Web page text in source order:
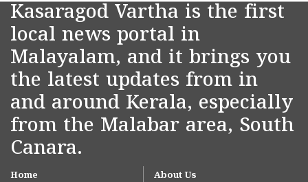
Kasaragod Vartha is the first
local news portal in
Malayalam, and it brings you
the latest updates from in
and around Kerala, especially
from the Malabar area, South
Canara.
Home
About Us